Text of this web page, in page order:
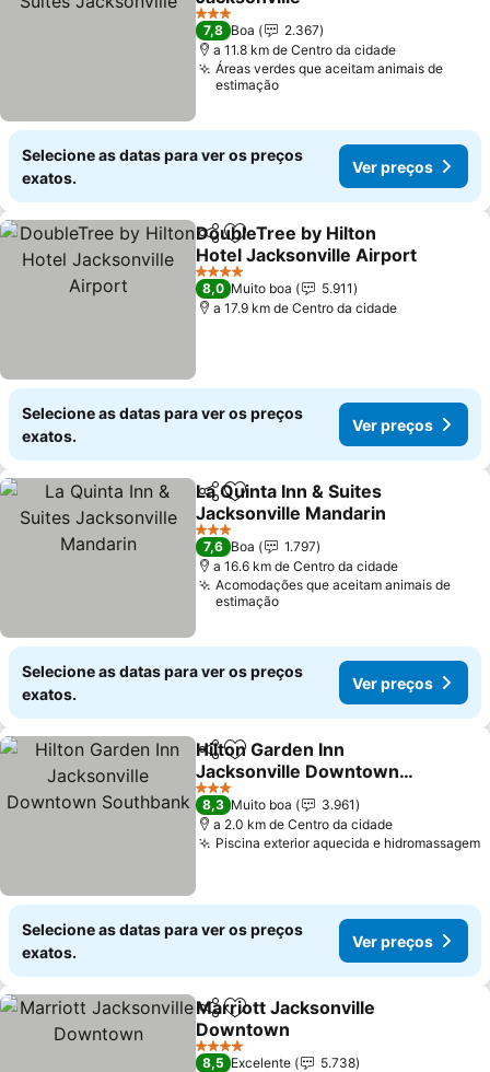
Ver preços
3 Estrelas
7,8 Boa
2.367
a 11.8 km de Centro da cidade
Áreas verdes que aceitam animais de
estimação
Selecione as datas para ver os preços
exatos.
Ver preços
PartilharAdicionar aos favoritos
DoubleTree by Hilton
Hotel Jacksonville Airport
Ver preços
4 Estrelas
8,0 Muito boa
5.911
a 17.9 km de Centro da cidade
Selecione as datas para ver os preços
exatos.
Ver preços
PartilharAdicionar aos favoritos
La Quinta Inn & Suites
Jacksonville Mandarin
Ver preços
3 Estrelas
7,6 Boa
1.797
a 16.6 km de Centro da cidade
Acomodações que aceitam animais de
estimação
Selecione as datas para ver os preços
exatos.
Ver preços
PartilharAdicionar aos favoritos
Hilton Garden Inn
Jacksonville Downtown
Southbank
Ver preços
3 Estrelas
8,3 Muito boa
3.961
a 2.0 km de Centro da cidade
Piscina exterior aquecida e hidromassagem
Selecione as datas para ver os preços
exatos.
Ver preços
PartilharAdicionar aos favoritos
Marriott Jacksonville
Downtown
Ver preços
4 Estrelas
8,5 Excelente
5.738